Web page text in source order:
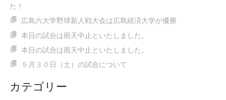
た！
広島六大学野球新人戦大会は広島経済大学が優勝
本日の試合は雨天中止といたしました。
本日の試合は雨天中止といたしました。
５月３０日（土）の試合について
カテゴリー